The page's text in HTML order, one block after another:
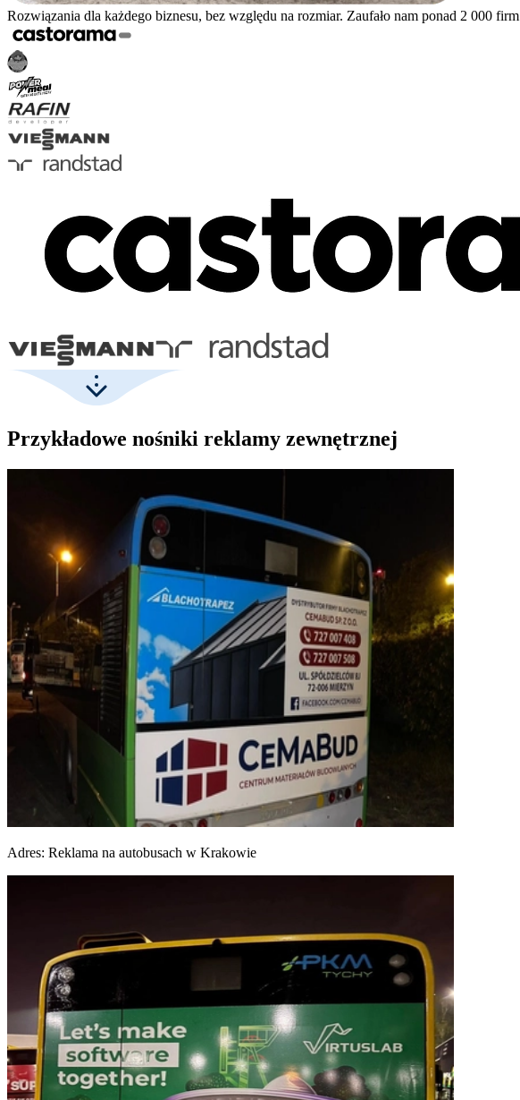
Rozwiązania dla każdego biznesu, bez względu na rozmiar. Zaufało nam ponad 2 000 firm
Przykładowe nośniki reklamy zewnętrznej
Adres: Reklama na autobusach w Krakowie